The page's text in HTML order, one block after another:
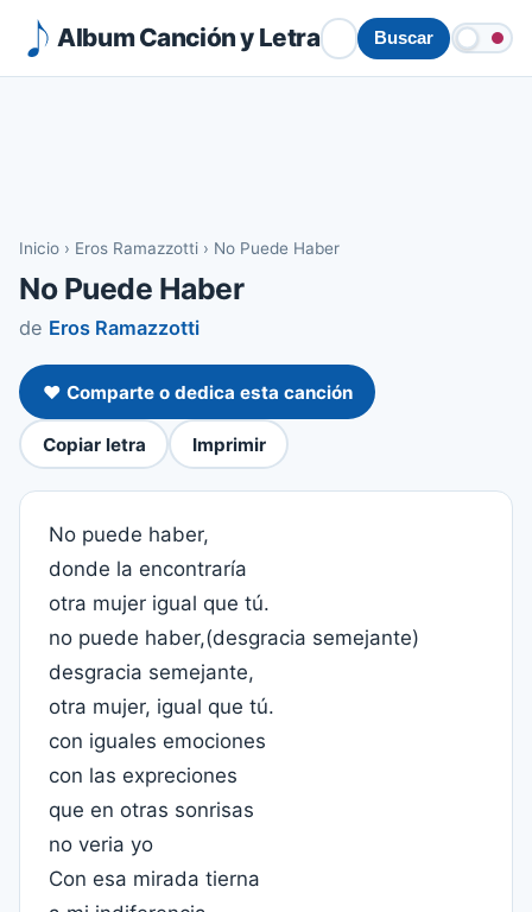
Album Canción y Letra Buscar
Inicio › Eros Ramazzotti › No Puede Haber
No Puede Haber
de Eros Ramazzotti
❤️ Comparte o dedica esta canción
Copiar letra Imprimir
No puede haber,
donde la encontraría
otra mujer igual que tú.
no puede haber,(desgracia semejante)
desgracia semejante,
otra mujer, igual que tú.
con iguales emociones
con las expreciones
que en otras sonrisas
no veria yo
Con esa mirada tierna